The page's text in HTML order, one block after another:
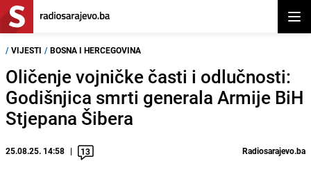
/ VIJESTI / BOSNA I HERCEGOVINA
Oličenje vojničke časti i odlučnosti:
Godišnjica smrti generala Armije BiH
Stjepana Šibera
25.08.25. 14:58 13 Radiosarajevo.ba